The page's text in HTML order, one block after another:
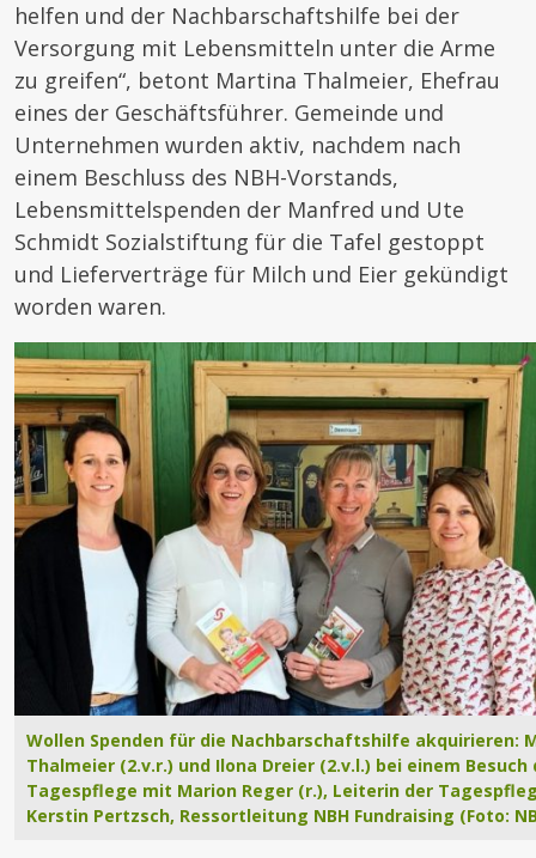
helfen und der Nachbarschaftshilfe bei der
Versorgung mit Lebensmitteln unter die Arme
zu greifen“, betont Martina Thalmeier, Ehefrau
eines der Geschäftsführer. Gemeinde und
Unternehmen wurden aktiv, nachdem nach
einem Beschluss des NBH-Vorstands,
Lebensmittelspenden der Manfred und Ute
Schmidt Sozialstiftung für die Tafel gestoppt
und Lieferverträge für Milch und Eier gekündigt
worden waren.
Wollen Spenden für die Nachbarschaftshilfe akquirieren:
Thalmeier (2.v.r.) und Ilona Dreier (2.v.l.) bei einem Besuch
Tagespflege mit Marion Reger (r.), Leiterin der
Kerstin Pertzsch, Ressortleitung NBH Fundraising (Foto: